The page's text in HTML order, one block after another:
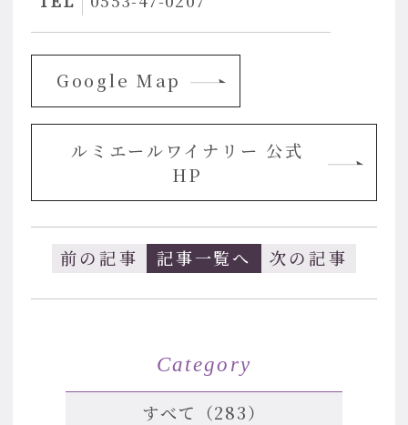
Google Map
ルミエールワイナリー 公式
HP
前の記事 記事一覧へ 次の記事
Category
すべて（283）